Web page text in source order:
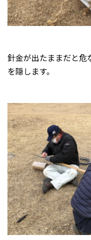
針金が出たままだと危
を隠します。